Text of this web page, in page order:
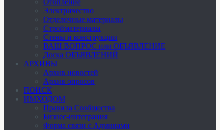
Электричество
Отделочные материалы
Стройматериалы
Стены и конструкции
ВАШ ВОПРОС или ОБЪЯВЛЕНИЕ
Доска ОБЪЯВЛЕНИЙ
АРХИВЫ
Архив новостей
Архив опросов
ПОИСК
ИМХОДОМ
Правила Сообщества
Бизнес-интеграция
Форма связи с Админами